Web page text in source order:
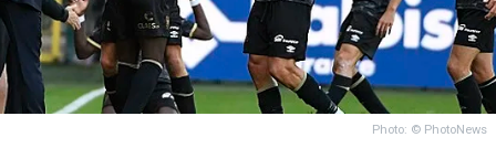
Photo: © PhotoNews